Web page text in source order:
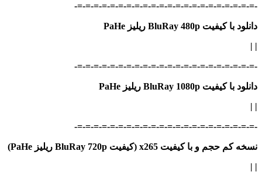
-=-=-=-=-=-=-=-=-=-=-=-=-=-=-=-=-=-=-=-=-=-=-
دانلود با کیفیت BluRay 480p ریلیز PaHe
|
|
-=-=-=-=-=-=-=-=-=-=-=-=-=-=-=-=-=-=-=-=-=-=-
دانلود با کیفیت BluRay 1080p ریلیز PaHe
|
|
-=-=-=-=-=-=-=-=-=-=-=-=-=-=-=-=-=-=-=-=-=-=-
نسخه کم حجم و با کیفیت x265 (کیفیت BluRay 720p ریلیز PaHe)
| |